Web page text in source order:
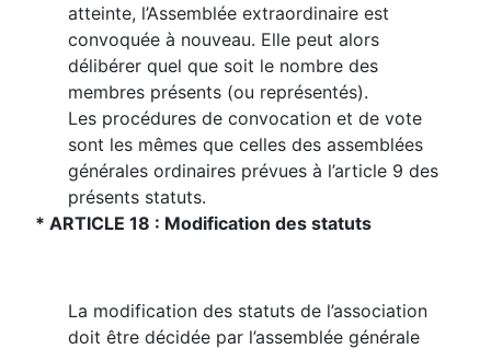
atteinte, l’Assemblée extraordinaire est
convoquée à nouveau. Elle peut alors
délibérer quel que soit le nombre des
membres présents (ou représentés).
Les procédures de convocation et de vote
sont les mêmes que celles des assemblées
générales ordinaires prévues à l’article 9 des
présents statuts.
* ARTICLE 18 : Modification des statuts
La modification des statuts de l’association
doit être décidée par l’assemblée générale